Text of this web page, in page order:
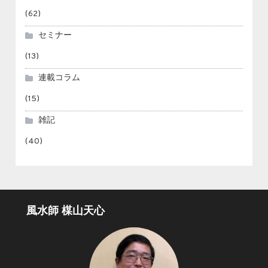
(62)
セミナー
(13)
連載コラム
(15)
雑記
(40)
風水師 楳山天心